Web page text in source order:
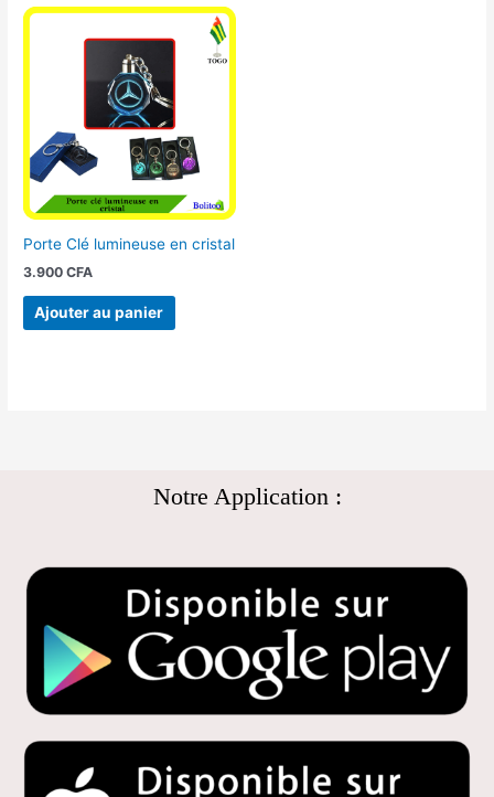
Porte Clé lumineuse en cristal
3.900CFA
Ajouter au panier
Notre Application :